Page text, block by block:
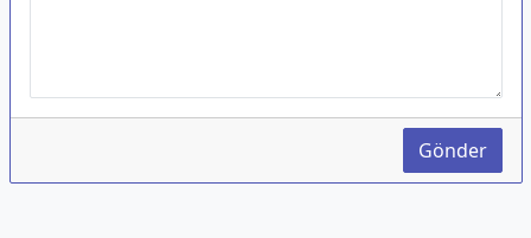
Gönder